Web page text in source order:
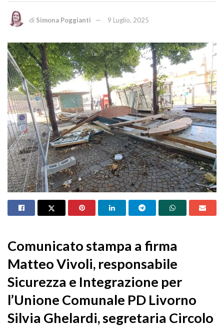
di Simona Poggianti 9 Luglio, 2025
Comunicato stampa a firma
Matteo Vivoli, responsabile
Sicurezza e Integrazione per
l’Unione Comunale PD Livorno
Silvia Ghelardi, segretaria Circolo